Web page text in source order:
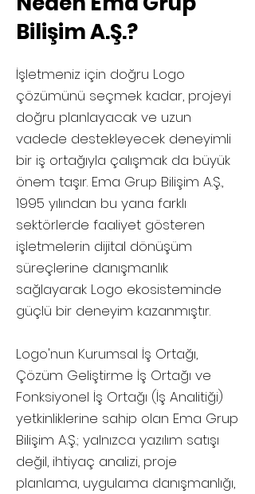
Bilişim A.Ş.?
İşletmeniz için doğru Logo
çözümünü seçmek kadar, projeyi
doğru planlayacak ve uzun
vadede destekleyecek deneyimli
bir iş ortağıyla çalışmak da büyük
önem taşır. Ema Grup Bilişim A.Ş.,
1995 yılından bu yana farklı
sektörlerde faaliyet gösteren
işletmelerin dijital dönüşüm
süreçlerine danışmanlık
sağlayarak Logo ekosisteminde
güçlü bir deneyim kazanmıştır.
Logo'nun Kurumsal İş Ortağı,
Çözüm Geliştirme İş Ortağı ve
Fonksiyonel İş Ortağı (İş Analitiği)
yetkinliklerine sahip olan Ema Grup
Bilişim A.Ş.; yalnızca yazılım satışı
değil, ihtiyaç analizi, proje
planlama, uygulama danışmanlığı,